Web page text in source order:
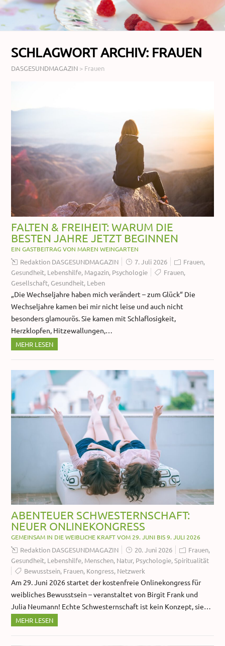
SCHLAGWORT ARCHIV: FRAUEN
DASGESUNDMAGAZIN > Frauen
FALTEN & FREIHEIT: WARUM DIE
BESTEN JAHRE JETZT BEGINNEN
EIN GASTBEITRAG VON MAREN WEINGARTEN
Redaktion DASGESUNDMAGAZIN 7. Juli 2026 Frauen,
Gesundheit, Lebenshilfe, Magazin, Psychologie Frauen,
Gesellschaft,Gesundheit, Leben
„Die Wechseljahre haben mich verändert – zum Glück“ Die
Wechseljahre kamen bei mir nicht leise und auch nicht
besonders glamourös. Sie kamen mit Schlaflosigkeit,
Herzklopfen, Hitzewallungen,…
MEHR LESEN
ABENTEUER SCHWESTERNSCHAFT:
NEUER ONLINEKONGRESS
GEMEINSAM IN DIE WEIBLICHE KRAFT VOM 29. JUNI BIS 9. JULI 2026
Redaktion DASGESUNDMAGAZIN 20. Juni 2026 Frauen,
Gesundheit, Lebenshilfe, Menschen, Natur, Psychologie,Spiritualität
Bewusstsein, Frauen, Kongress, Netzwerk
Am 29. Juni 2026 startet der kostenfreie Onlinekongress für
weibliches Bewusstsein – veranstaltet von Birgit Frank und
Julia Neumann! Echte Schwesternschaft ist kein Konzept, sie…
MEHR LESEN